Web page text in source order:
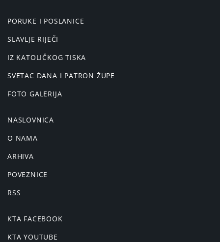
PORUKE I POSLANICE
SLAVLJE RIJEČI
IZ KATOLIČKOG TISKA
SVETAC DANA I PATRON ŽUPE
FOTO GALERIJA
NASLOVNICA
O NAMA
ARHIVA
POVEZNICE
RSS
KTA FACEBOOK
KTA YOUTUBE